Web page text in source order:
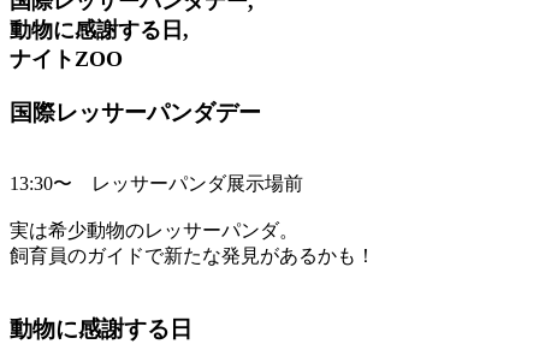
動物に感謝する日,
ナイトZOO
国際レッサーパンダデー
13:30〜 レッサーパンダ展示場前
実は希少動物のレッサーパンダ。
飼育員のガイドで新たな発見があるかも！
動物に感謝する日